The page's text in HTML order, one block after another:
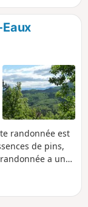
randonnée est
de pins,
a une
à